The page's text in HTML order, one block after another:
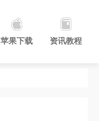
苹果下载 资讯教程